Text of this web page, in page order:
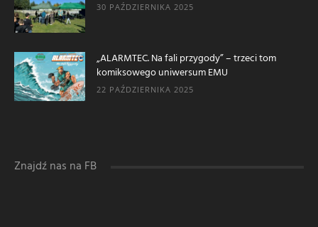
30 PAŹDZIERNIKA 2025
„ALARMTEC. Na fali przygody” – trzeci tom
komiksowego uniwersum EMU
22 PAŹDZIERNIKA 2025
Znajdź nas na FB